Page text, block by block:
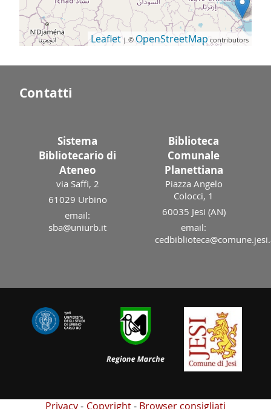
Leaflet | © OpenStreetMap contributors
Contatti
Sistema
Bibliotecario di
Ateneo
via Saffi, 2
61029 Urbino
email:
sba@uniurb.it
Biblioteca
Comunale
Planettiana
Piazza Angelo
Colocci, 1
60035 Jesi (AN)
email:
Privacy Copyright Browser consigliati